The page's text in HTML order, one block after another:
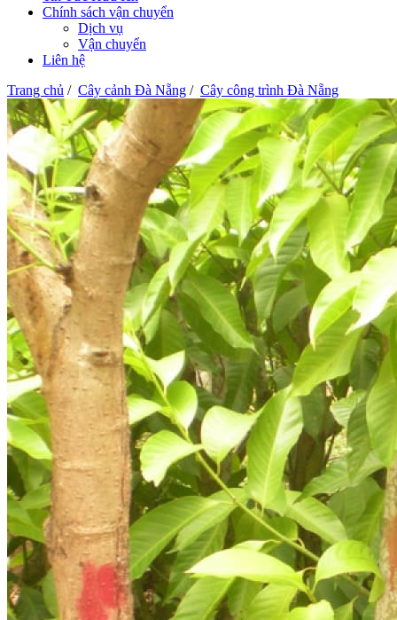
Chính sách vận chuyển
Dịch vụ
Vận chuyển
Liên hệ
Trang chủ / Cây cảnh Đà Nẵng / Cây công trình Đà Nẵng